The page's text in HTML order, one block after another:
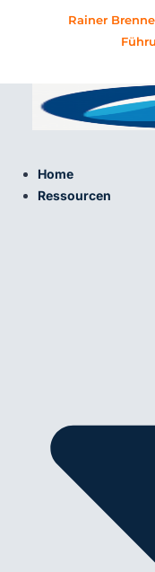
Rainer
Home
Ressourcen